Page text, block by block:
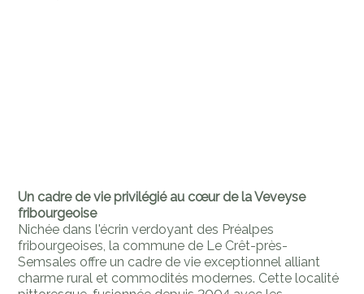
Un cadre de vie privilégié au cœur de la Veveyse
fribourgeoise
Nichée dans l'écrin verdoyant des Préalpes
fribourgeoises, la commune de Le Crêt-près-
Semsales offre un cadre de vie exceptionnel alliant
charme rural et commodités modernes. Cette localité